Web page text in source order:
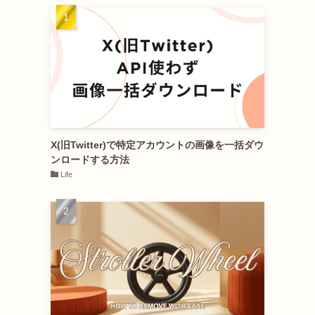
X(旧Twitter)で特定アカウントの画像を一括ダウ
ンロードする方法
Life